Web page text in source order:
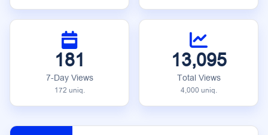
181
7-Day Views
172 uniq.
13,095
Total Views
4,000 uniq.